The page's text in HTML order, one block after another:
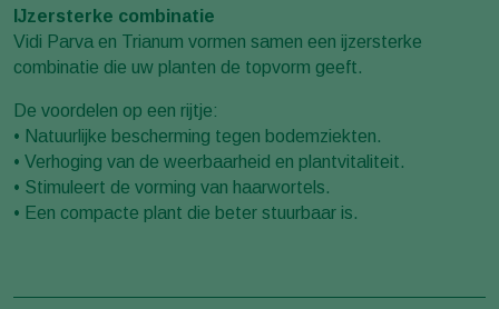
IJzersterke combinatie
Vidi Parva en Trianum vormen samen een ijzersterke
combinatie die uw planten de topvorm geeft.
De voordelen op een rijtje:
• Natuurlijke bescherming tegen bodemziekten.
• Verhoging van de weerbaarheid en plantvitaliteit.
• Stimuleert de vorming van haarwortels.
• Een compacte plant die beter stuurbaar is.